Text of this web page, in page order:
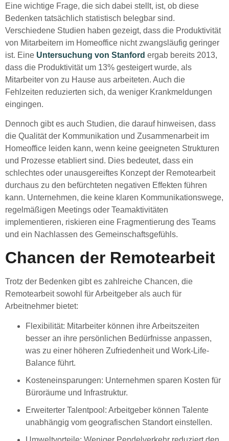
Eine wichtige Frage, die sich dabei stellt, ist, ob diese
Bedenken tatsächlich statistisch belegbar sind.
Verschiedene Studien haben gezeigt, dass die Produktivität
von Mitarbeitern im Homeoffice nicht zwangsläufig geringer
ist. Eine Untersuchung von Stanford ergab bereits 2013,
dass die Produktivität um 13% gesteigert wurde, als
Mitarbeiter von zu Hause aus arbeiteten. Auch die
Fehlzeiten reduzierten sich, da weniger Krankmeldungen
eingingen.
Dennoch gibt es auch Studien, die darauf hinweisen, dass
die Qualität der Kommunikation und Zusammenarbeit im
Homeoffice leiden kann, wenn keine geeigneten Strukturen
und Prozesse etabliert sind. Dies bedeutet, dass ein
schlechtes oder unausgereiftes Konzept der Remotearbeit
durchaus zu den befürchteten negativen Effekten führen
kann. Unternehmen, die keine klaren Kommunikationswege,
regelmäßigen Meetings oder Teamaktivitäten
implementieren, riskieren eine Fragmentierung des Teams
und ein Nachlassen des Gemeinschaftsgefühls.
Chancen der Remotearbeit
Trotz der Bedenken gibt es zahlreiche Chancen, die
Remotearbeit sowohl für Arbeitgeber als auch für
Arbeitnehmer bietet:
Flexibilität: Mitarbeiter können ihre Arbeitszeiten
besser an ihre persönlichen Bedürfnisse anpassen,
was zu einer höheren Zufriedenheit und Work-Life-
Balance führt.
Kosteneinsparungen: Unternehmen sparen Kosten für
Büroräume und Infrastruktur.
Erweiterter Talentpool : Arbeitgeber können Talente
unabhängig vom geografischen Standort einstellen.